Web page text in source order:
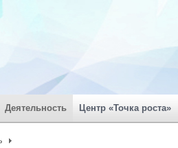
Деятельность Центр «Точка роста»